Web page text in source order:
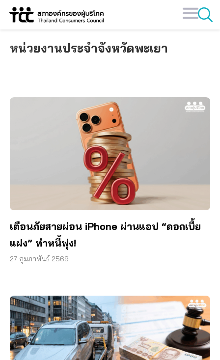
Skip
หน่วยงานประจำจังหวัดพะเยา
เตือนภัยสายผ่อน iPhone ผ่านแอป “ดอกเบี้ย
แฝง” ทำหนี้พุ่ง!
27 กุมภาพันธ์ 2569